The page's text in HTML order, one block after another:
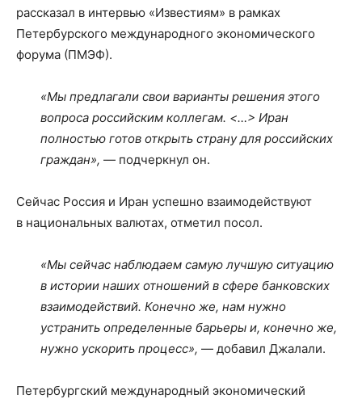
рассказал в интервью «Известиям» в рамках
Петербурского международного экономического
форума (ПМЭФ).
«Мы предлагали свои варианты решения этого
вопроса российским коллегам. <…> Иран
полностью готов открыть страну для российских
граждан», — подчеркнул он.
Сейчас Россия и Иран успешно взаимодействуют
в национальных валютах, отметил посол.
«Мы сейчас наблюдаем самую лучшую ситуацию
в истории наших отношений в сфере банковских
взаимодействий. Конечно же, нам нужно
устранить определенные барьеры и, конечно же,
нужно ускорить процесс», — добавил Джалали.
Петербургский международный экономический